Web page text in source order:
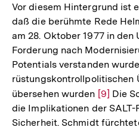
Vor diesem Hintergrund ist
daß die berühmte Rede
am 28. Oktober 1977 in den
Forderung nach
Potentials verstanden
rüstungskontrollpolitischen
übersehen wurden Zur
der
[9] Die
die Implikationen der
Sicherheit. Schmidt